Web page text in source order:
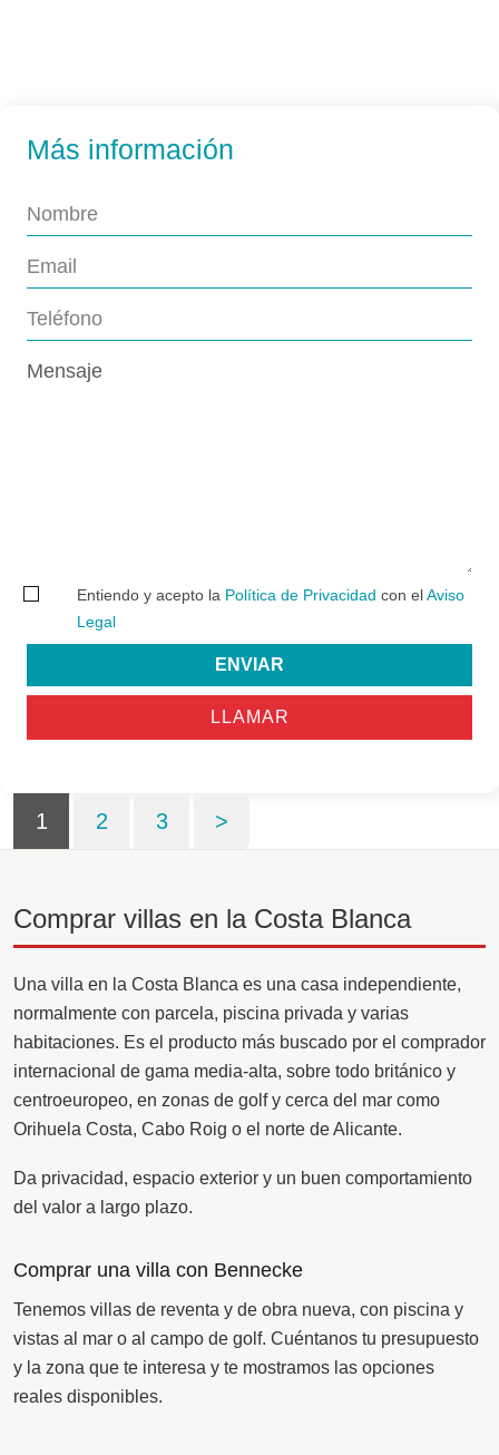
Más información
Entiendo y acepto la Política de Privacidad con elAviso
Legal
ENVIAR
LLAMAR
1 2 3 >
Comprar villas en la Costa Blanca
Una villa en la Costa Blanca es una casa independiente,
normalmente con parcela, piscina privada y varias
habitaciones. Es el producto más buscado por el comprador
internacional de gama media-alta, sobre todo británico y
centroeuropeo, en zonas de golf y cerca del mar como
Orihuela Costa, Cabo Roig o el norte de Alicante.
Da privacidad, espacio exterior y un buen comportamiento
del valor a largo plazo.
Comprar una villa con Bennecke
Tenemos villas de reventa y de obra nueva, con piscina y
vistas al mar o al campo de golf. Cuéntanos tu presupuesto
y la zona que te interesa y te mostramos las opciones
reales disponibles.